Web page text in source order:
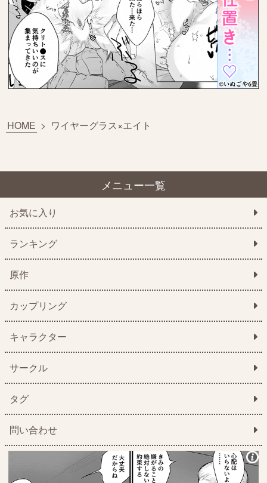
HOME > ワイヤーグラス×エイト
メニュー一覧
お気に入り
ランキング
原作
カップリング
キャラクター
サークル
タグ
問い合わせ